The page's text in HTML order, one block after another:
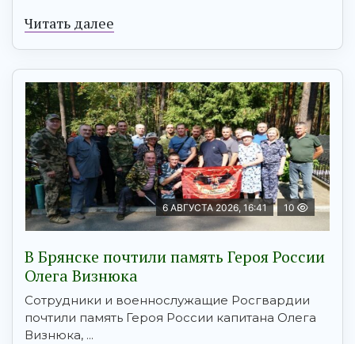
Читать далее
6 АВГУСТА 2026, 16:41 10
В Брянске почтили память Героя России
Олега Визнюка
Сотрудники и военнослужащие Росгвардии
почтили память Героя России капитана Олега
Визнюка, ...